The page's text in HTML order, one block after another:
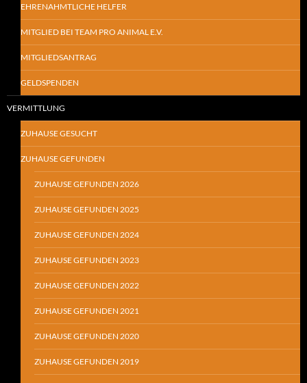
EHRENAHMTLICHE HELFER
MITGLIED BEI TEAM PRO ANIMAL E.V.
MITGLIEDSANTRAG
GELDSPENDEN
VERMITTLUNG
ZUHAUSE GESUCHT
ZUHAUSE GEFUNDEN
ZUHAUSE GEFUNDEN 2026
ZUHAUSE GEFUNDEN 2025
ZUHAUSE GEFUNDEN 2024
ZUHAUSE GEFUNDEN 2023
ZUHAUSE GEFUNDEN 2022
ZUHAUSE GEFUNDEN 2021
ZUHAUSE GEFUNDEN 2020
ZUHAUSE GEFUNDEN 2019